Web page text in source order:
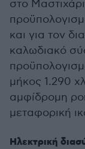
στο
και για τον
καλωδιακό
μήκος 1.290
αμφίδρομη
μεταφορική
Ηλεκτρική